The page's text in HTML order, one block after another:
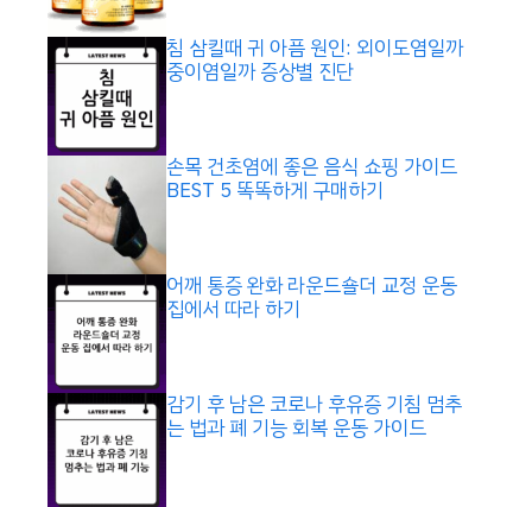
침 삼킬때 귀 아픔 원인: 외이도염일까
중이염일까 증상별 진단
손목 건초염에 좋은 음식 쇼핑 가이드
BEST 5 똑똑하게 구매하기
어깨 통증 완화 라운드숄더 교정 운동
집에서 따라 하기
감기 후 남은 코로나 후유증 기침 멈추
는 법과 폐 기능 회복 운동 가이드